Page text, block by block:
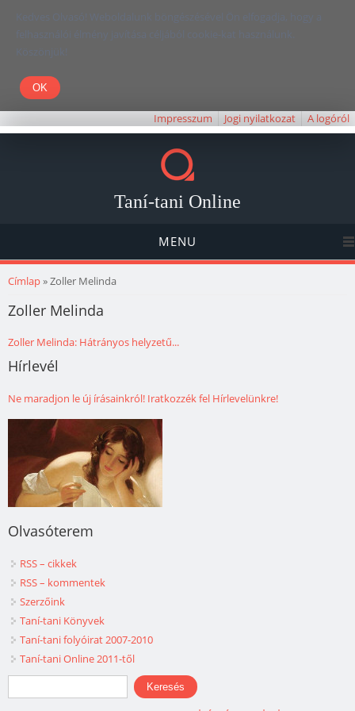
Kedves Olvasó! Weboldalunk böngészésével Ön elfogadja, hogy a
felhasználói élmény javítása céljából cookie-kat használunk.
Köszönjük!
Impresszum Jogi nyilatkozat A logóról
Taní-tani Online
MENU
Jelenlegi hely
Címlap» Zoller Melinda
Zoller Melinda
Zoller Melinda: Hátrányos helyzetű...
Hírlevél
Ne maradjon le új írásainkról! Iratkozzék fel Hírlevelünkre!
Olvasóterem
RSS – cikkek
RSS – kommentek
Szerzőink
Taní-tani Könyvek
Taní-tani folyóirat 2007-2010
Taní-tani Online 2011-től
Keresés űrlap
Keresés